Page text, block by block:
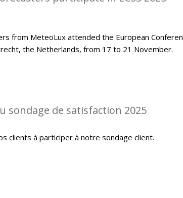
from MeteoLux attended the European
the Netherlands, from 17 to 21 November.
sondage de satisfaction 2025
clients à participer à notre sondage client.